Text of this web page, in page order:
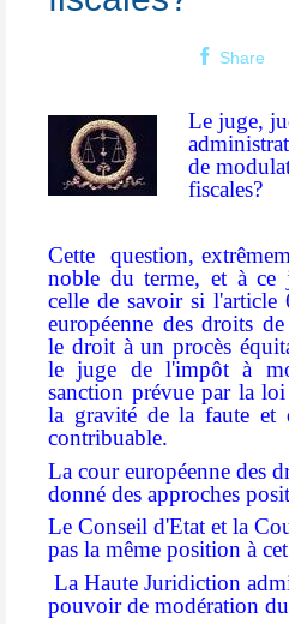
Share
Le juge,
de
fiscales?
Cette
question,
noble du terme, et à ce
celle de savoir si
européenne des droits
le droit à un procès
le juge de l'impôt à
sanction prévue par la
la gravité de la faute et
contribuable.
La cour européenne des
donné des approches
Le Conseil d'Etat et la
pas la même position à
La Haute Juridiction
pouvoir de modération